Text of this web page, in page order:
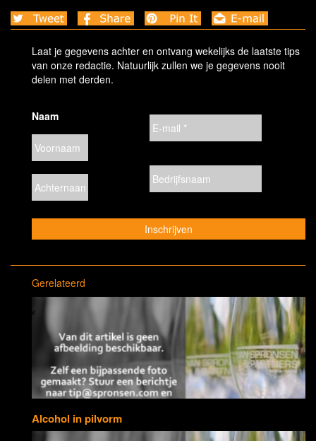
Laat je gegevens achter en ontvang wekelijks de laatste tips
van onze redactie. Natuurlijk zullen we je gegevens nooit
delen met derden.
Naam
Gerelateerd
Alcohol in pilvorm